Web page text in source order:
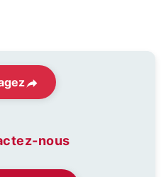
nous